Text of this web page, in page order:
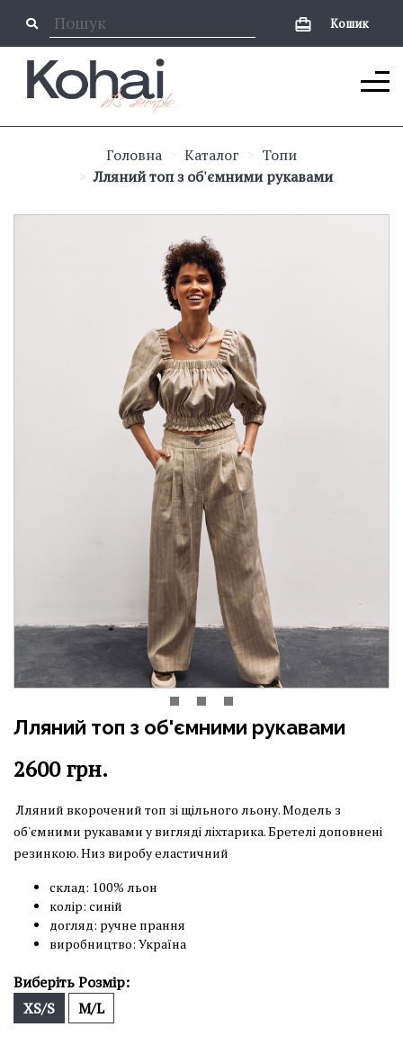
Кошик
Головна Каталог
Топи
Лляний топ з об'ємними рукавами
Лляний топ з об'ємними рукавами
2600грн.
Лляний вкорочений топ зі щільного льону. Модель з
об'ємними рукавами у вигляді ліхтарика. Бретелі доповнені
резинкою. Низ виробу еластичний
склад: 100% льон
колір: синій
догляд: ручне прання
виробництво: Україна
Виберіть Розмір:
XS/S
M/L